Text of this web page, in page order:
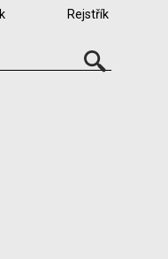
Rejstřík